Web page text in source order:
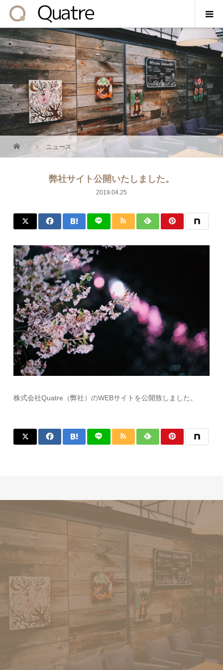
ニュース
弊社サイト公開いたしました。
2019.04.25
株式会社Quatre（弊社）のWEBサイトを公開致しました。